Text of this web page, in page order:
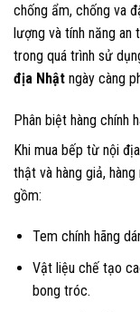
chống ẩm, chống va
lượng và tính năng an
trong quá trình sử
địa Nhật ngày càng
Phân biệt hàng chính
Khi mua bếp từ nội
thật và hàng giả,
gồm:
Tem chính hãng
Vật liệu chế tạo
bong tróc.